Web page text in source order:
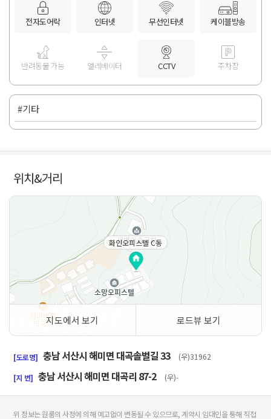
전자도어락 인터넷 무선인터넷 케이블방송
반려동물 가능 엘레베이터 CCTV 주차장
#기타
위치&거리
화인오피스텔 C동
지도에서 보기 로드뷰 보기
[도로명] 충남 서산시 해미면 대곡솔벌길 33 (우)31962
[지 번] 충남 서산시 해미면 대곡리 87-2 (우)-
위 정보는 원룸의 사정에 의해 예고없이 변동될 수 있으므로, 계약시 임대인을 통해 직접